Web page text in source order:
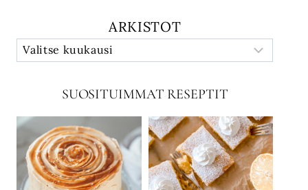
ARKISTOT
SUOSITUIMMAT RESEPTIT